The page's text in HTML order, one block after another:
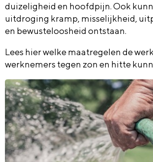
duizeligheid en hoofdpijn. Ook
uitdroging kramp, misselijkheid,
en bewusteloosheid ontstaan.
Lees hier welke maatregelen de
werknemers tegen zon en hitte